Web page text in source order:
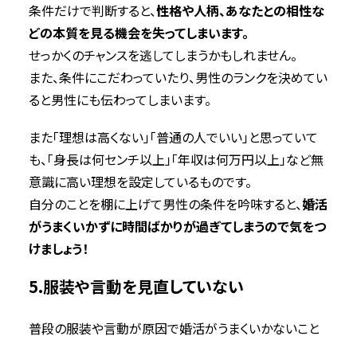
条件だけで判断すると、性格や人柄、あなたとの相性な
どの本質を見る機会を失ってしまいます。
せっかくのチャンスを逃してしまうかもしれません。
また、条件にこだわっていたり、男性のランクを決めてい
ると男性にも伝わってしまいます。
また「理想は高くない」「普通の人でいい」と思っていて
も、「身長は何センチ以上」「年収は何万円以上」など無
意識に高い理想を設定しているものです。
自分のことを棚に上げて男性の条件を吟味すると、婚活
がうまくいかずに時間ばかりが過ぎてしまうので気をつ
けましょう！
5.服装や言動を見直していない
普段の服装や言動が原因で婚活がうまくいかないこと